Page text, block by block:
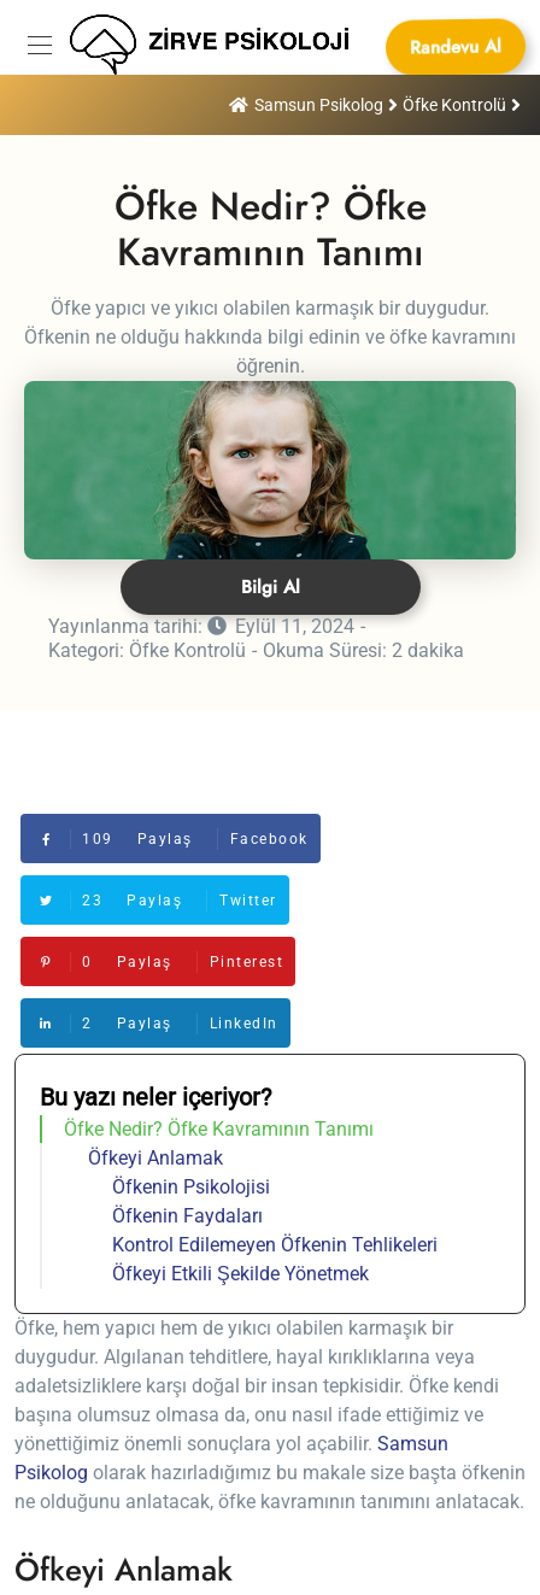
Randevu Al
Samsun Psikolog Öfke Kontrolü
Öfke Nedir? Öfke
Kavramının Tanımı
Öfke yapıcı ve yıkıcı olabilen karmaşık bir duygudur.
Öfkenin ne olduğu hakkında bilgi edinin ve öfke kavramını
öğrenin.
Bilgi Al
Yayınlanma tarihi:
Eylül 11, 2024
Kategori: Öfke Kontrolü Okuma Süresi: 2 dakika
109 Paylaş Facebook
23 Paylaş Twitter
0 Paylaş Pinterest
2 Paylaş LinkedIn
Bu yazı neler içeriyor?
Öfke Nedir? Öfke Kavramının Tanımı
Öfkeyi Anlamak
Öfkenin Psikolojisi
Öfkenin Faydaları
Kontrol Edilemeyen Öfkenin Tehlikeleri
Öfkeyi Etkili Şekilde Yönetmek
Öfke, hem yapıcı hem de yıkıcı olabilen karmaşık bir
duygudur. Algılanan tehditlere, hayal kırıklıklarına veya
adaletsizliklere karşı doğal bir insan tepkisidir. Öfke kendi
başına olumsuz olmasa da, onu nasıl ifade ettiğimiz ve
yönettiğimiz önemli sonuçlara yol açabilir. Samsun
Psikolog olarak hazırladığımız bu makale size başta öfkenin
ne olduğunu anlatacak, öfke kavramının tanımını anlatacak.
Öfkeyi Anlamak